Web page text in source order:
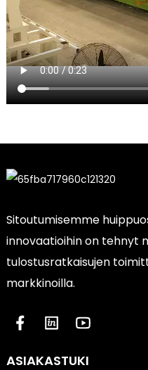
Sitoutumisemme
innovaatioihin on tehnyt
tulostusratkaisujen
markkinoilla.
ASIAKASTUKI